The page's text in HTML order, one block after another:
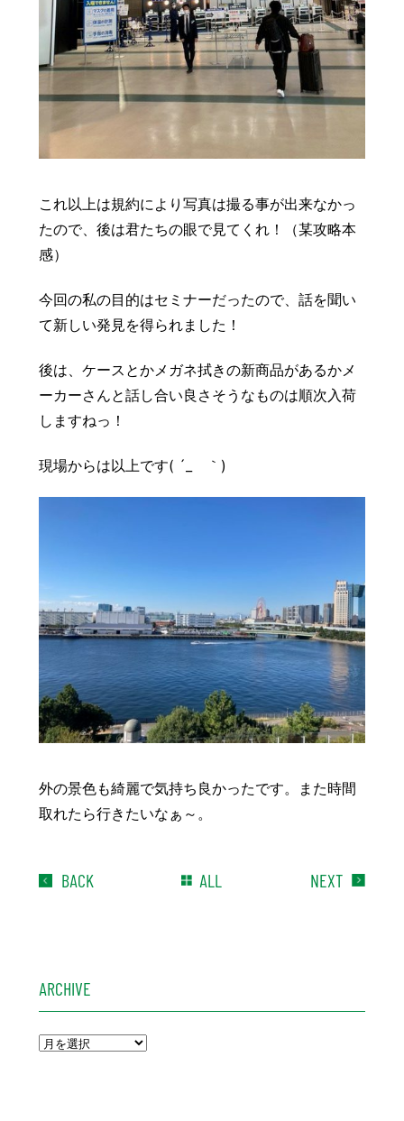
これ以上は規約により写真は撮る事が出来なかっ
たので、後は君たちの眼で見てくれ！（某攻略本
感）
今回の私の目的はセミナーだったので、話を聞い
て新しい発見を得られました！
後は、ケースとかメガネ拭きの新商品があるかメ
ーカーさんと話し合い良さそうなものは順次入荷
しますねっ！
現場からは以上です( ´_ゝ｀)
外の景色も綺麗で気持ち良かったです。また時間
取れたら行きたいなぁ～。
BACK ALL NEXT
ARCHIVE